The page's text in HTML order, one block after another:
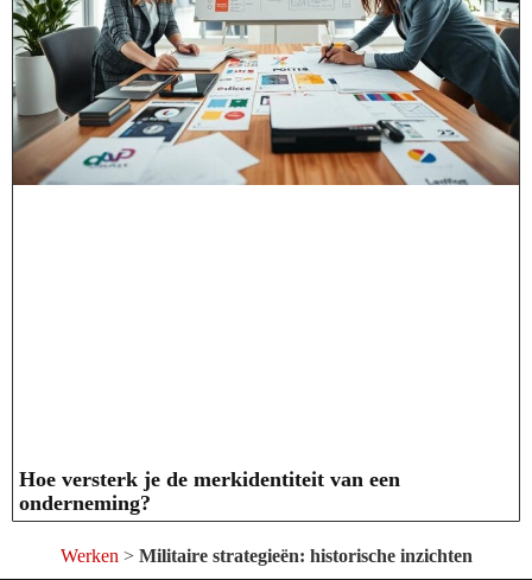
Hoe versterk je de merkidentiteit van een
onderneming?
Werken > Militaire strategieën: historische inzichten